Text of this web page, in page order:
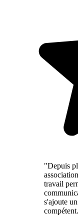
"Depuis
travail
s'ajoute